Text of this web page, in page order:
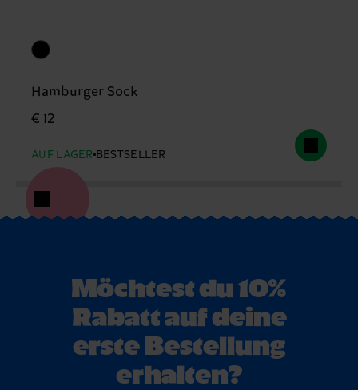
Hamburger Sock
€ 12
AUF LAGER BESTSELLER
Möchtest du 10%
Rabatt auf deine
erste Bestellung
erhalten?